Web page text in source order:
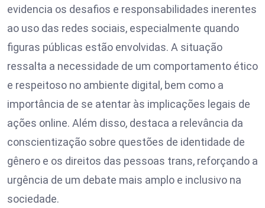
evidencia os desafios e responsabilidades inerentes
ao uso das redes sociais, especialmente quando
figuras públicas estão envolvidas. A situação
ressalta a necessidade de um comportamento ético
e respeitoso no ambiente digital, bem como a
importância de se atentar às implicações legais de
ações online. Além disso, destaca a relevância da
conscientização sobre questões de identidade de
gênero e os direitos das pessoas trans, reforçando a
urgência de um debate mais amplo e inclusivo na
sociedade.